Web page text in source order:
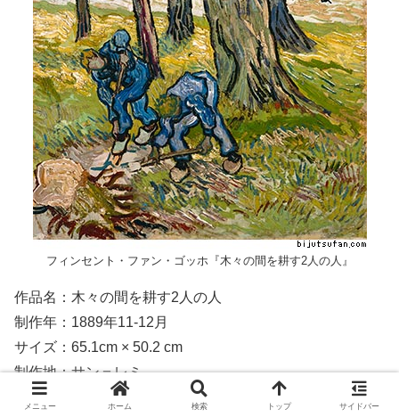
フィンセント・ファン・ゴッホ『木々の間を耕す2人の人』
作品名：木々の間を耕す2人の人
制作年：1889年11-12月
サイズ：65.1cm × 50.2 cm
制作地：サン＝レミ
所蔵先：デトロイト美術館
メニュー ホーム 検索 トップ サイドバー